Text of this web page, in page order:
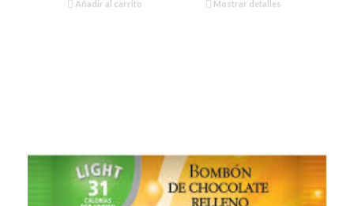
Añadir al carrito Mostrar detalles